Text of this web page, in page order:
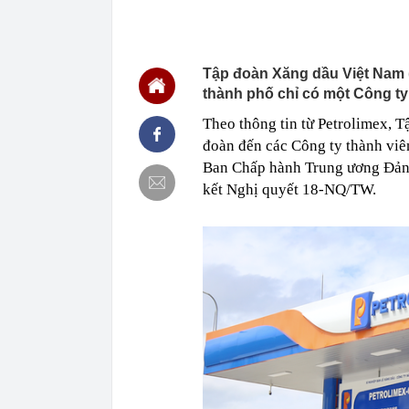
5 LOẠI rau
nên cẩn
nghỉ hè
22:25
Vì sao đồ ăn
22:07
Không cần
huynh - giáo
22:03
Ukraine tập
của Nga
Một ô tô
định: Riêng
21:37
Tổng thống
21:35
Du khách
nghiện rất
21:20
Miền Bắc
Tập đoàn Xăng dầu Việt
thành phố chỉ có một Công
Theo thông tin từ Petrolimex,
đoàn đến các Công ty thành
Ban Chấp hành Trung ương
kết Nghị quyết 18-NQ/TW.